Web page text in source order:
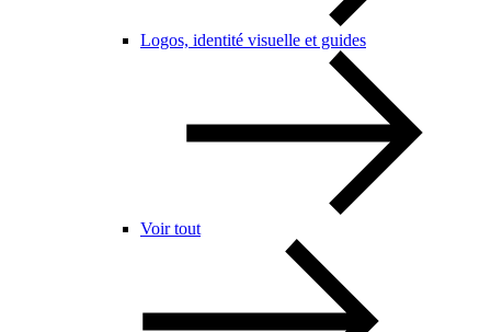
Logos, identité visuelle et guides
Voir tout